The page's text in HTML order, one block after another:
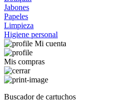
Jabones
Papeles
Limpieza
Higiene personal
Mi cuenta
Mis compras
Buscador de cartuchos